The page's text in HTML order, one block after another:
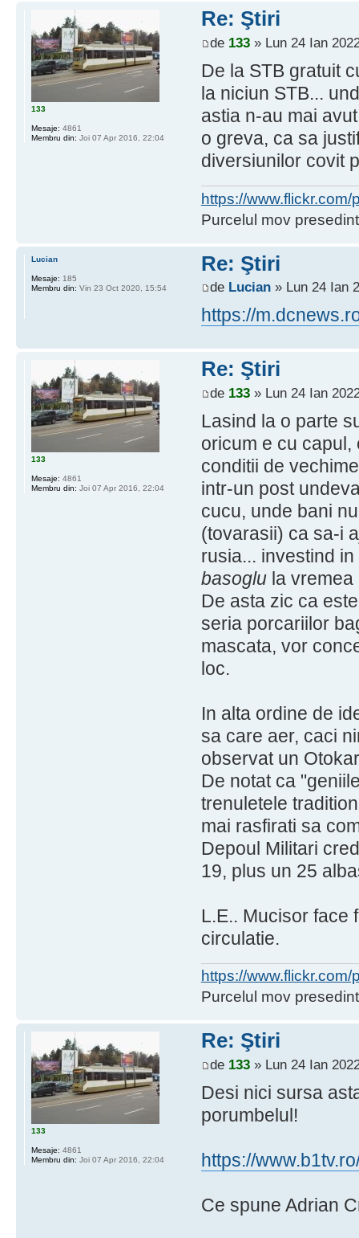
Re: Ştiri
de 133» Lun 24 Ian
De la STB gratuit
la niciun STB...
astia n-au mai
o greva, ca sa
diversiunilor covit
https://
Purcelul mov
133
Mesaje: 4861
Membru din: Joi 07 Apr 2016, 22:04
Re: Ştiri
de Lucian» Lun 24 Ian
https://
Lucian
Mesaje: 185
Membru din: Vin 23 Oct 2020, 15:54
Re: Ştiri
de 133» Lun 24 Ian
Lasind la o parte
oricum e cu
conditii de
intr-un post
cucu, unde bani
(tovarasii) ca sa-i
rusia... investind
basoglula vremea
De asta zic ca
seria porcariilor
mascata, vor
loc.
In alta ordine de
sa care aer, caci
observat un
De notat ca
trenuletele
mai rasfirati sa
Depoul Militari
19, plus un 25
L.E.. Mucisor face
circulatie.
https://
Purcelul mov
133
Mesaje: 4861
Membru din: Joi 07 Apr 2016, 22:04
Re: Ştiri
de 133» Lun 24 Ian
Desi nici sursa
porumbelul!
https://
Ce spune Adrian
133
Mesaje: 4861
Membru din: Joi 07 Apr 2016, 22:04